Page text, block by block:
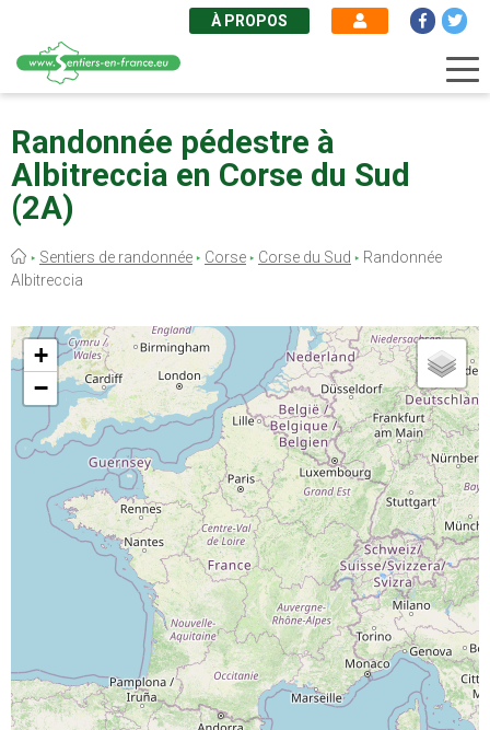
au
contenu
principal
À PROPOS
Randonnée pédestre à
Albitreccia en Corse du Sud
(2A)
Fil
d'Ariane
Sentiers de randonnée Corse Corse du Sud
Randonnée
Albitreccia
+
−